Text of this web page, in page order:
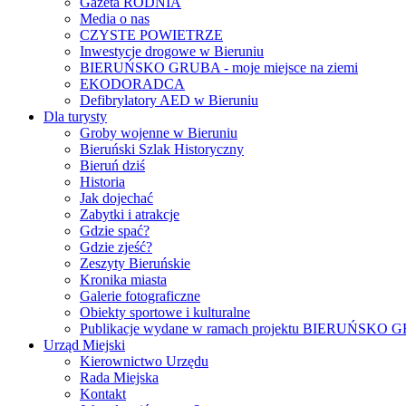
Media o nas
CZYSTE POWIETRZE
Inwestycje drogowe w Bieruniu
BIERUŃSKO GRUBA - moje miejsce na ziemi
EKODORADCA
Defibrylatory AED w Bieruniu
Dla turysty
Groby wojenne w Bieruniu
Bieruński Szlak Historyczny
Bieruń dziś
Historia
Jak dojechać
Zabytki i atrakcje
Gdzie spać?
Gdzie zjeść?
Zeszyty Bieruńskie
Kronika miasta
Galerie fotograficzne
Obiekty sportowe i kulturalne
Publikacje wydane w ramach projektu BIERUŃSKO
Urząd Miejski
Kierownictwo Urzędu
Rada Miejska
Kontakt